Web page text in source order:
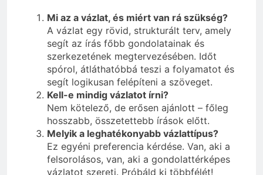
Mi az a vázlat, és miért van rá szükség?
A vázlat egy rövid, strukturált terv, amely
segít az írás főbb gondolatainak és
szerkezetének megtervezésében. Időt
spórol, átláthatóbbá teszi a folyamatot és
segít logikusan felépíteni a szöveget.
Kell-e mindig vázlatot írni?
Nem kötelező, de erősen ajánlott – főleg
hosszabb, összetettebb írások előtt.
Melyik a leghatékonyabb vázlattípus?
Ez egyéni preferencia kérdése. Van, aki a
felsorolásos, van, aki a gondolattérképes
vázlatot szereti. Próbáld ki többfélét!